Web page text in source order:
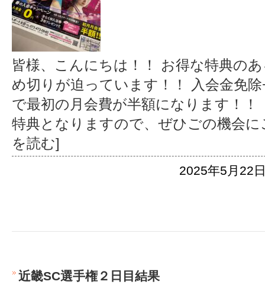
皆様、こんにちは！！ お得な特典の
め切りが迫っています！！ 入会金免
で最初の月会費が半額になります！
特典となりますので、ぜひごの機会に
を読む]
2025年5月22
近畿SC選手権２日目結果